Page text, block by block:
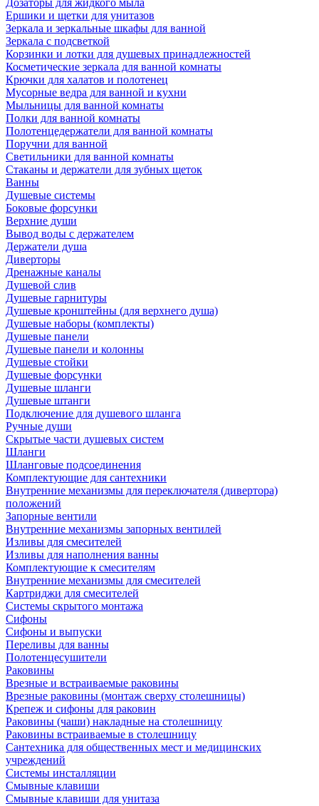
Дозаторы для жидкого мыла
Ершики и щетки для унитазов
Зеркала и зеркальные шкафы для ванной
Зеркала с подсветкой
Корзинки и лотки для душевых принадлежностей
Косметические зеркала для ванной комнаты
Крючки для халатов и полотенец
Мусорные ведра для ванной и кухни
Мыльницы для ванной комнаты
Полки для ванной комнаты
Полотенцедержатели для ванной комнаты
Поручни для ванной
Светильники для ванной комнаты
Стаканы и держатели для зубных щеток
Ванны
Душевые системы
Боковые форсунки
Верхние души
Вывод воды с держателем
Держатели душа
Диверторы
Дренажные каналы
Душевой слив
Душевые гарнитуры
Душевые кронштейны (для верхнего душа)
Душевые наборы (комплекты)
Душевые панели
Душевые панели и колонны
Душевые стойки
Душевые форсунки
Душевые шланги
Душевые штанги
Подключение для душевого шланга
Ручные души
Скрытые части душевых систем
Шланги
Шланговые подсоединения
Комплектующие для сантехники
Внутренние механизмы для переключателя (дивертора)
положений
Запорные вентили
Внутренние механизмы запорных вентилей
Изливы для смесителей
Изливы для наполнения ванны
Комплектующие к смесителям
Внутренние механизмы для смесителей
Картриджи для смесителей
Системы скрытого монтажа
Сифоны
Сифоны и выпуски
Переливы для ванны
Полотенцесушители
Раковины
Врезные и встраиваемые раковины
Врезные раковины (монтаж сверху столешницы)
Крепеж и сифоны для раковин
Раковины (чаши) накладные на столешницу
Раковины встраиваемые в столешницу
Сантехника для общественных мест и медицинских
учреждений
Системы инсталляции
Смывные клавиши
Смывные клавиши для унитаза